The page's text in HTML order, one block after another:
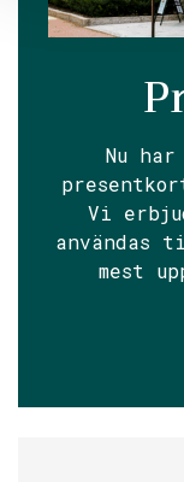
Nu
Vi
användas
mest